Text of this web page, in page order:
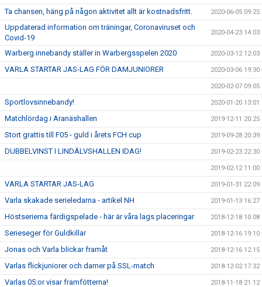
Ta chansen, häng på någon aktivitet allt är kostnadsfritt. 2020-06-05 09:25
Uppdaterad information om träningar, Coronaviruset och
Covid-19
2020-04-23 14:03
Warberg innebandy ställer in Warbergsspelen 2020 2020-03-12 12:03
VARLA STARTAR JAS-LAG FÖR DAMJUNIORER 2020-03-06 19:30
2020-02-07 09:05
Sportlovsinnebandy! 2020-01-20 13:01
Matchlördag i Aranäshallen 2019-12-11 20:25
Stort grattis till F05 - guld i årets FCH cup 2019-09-28 20:39
DUBBELVINST I LINDÄLVSHALLEN IDAG! 2019-02-23 22:30
2019-02-12 11:00
VARLA STARTAR JAS-LAG 2019-01-31 22:09
Varla skakade serieledarna - artikel NH 2019-01-13 16:27
Höstserierna färdigspelade - här är våra lags placeringar 2018-12-18 10:08
Serieseger för Guldkillar 2018-12-16 19:10
Jonas och Varla blickar framåt 2018-12-16 12:15
Varlas flickjuniorer och damer på SSL-match 2018-12-02 17:32
Varlas 05:or visar framfötterna! 2018-11-18 21:12